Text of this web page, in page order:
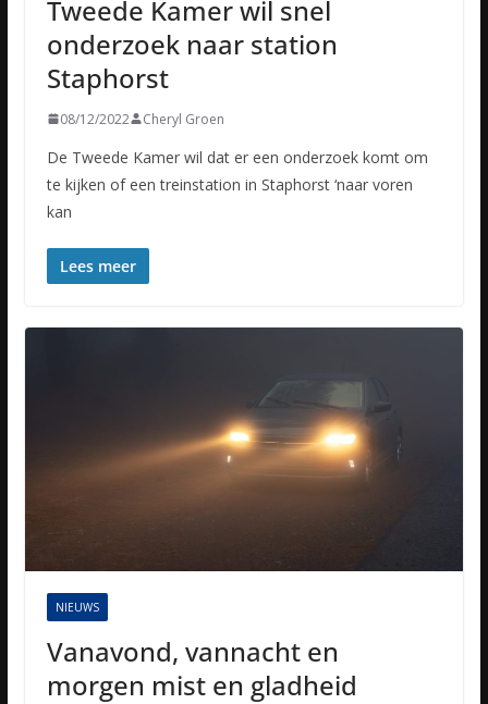
Tweede Kamer wil snel
onderzoek naar station
Staphorst
08/12/2022 Cheryl Groen
De Tweede Kamer wil dat er een onderzoek komt om
te kijken of een treinstation in Staphorst ‘naar voren
kan
Lees meer
NIEUWS
Vanavond, vannacht en
morgen mist en gladheid